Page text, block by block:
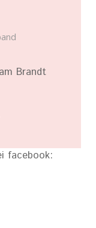
Brandt
facebook: